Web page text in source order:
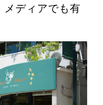
メディアでも有